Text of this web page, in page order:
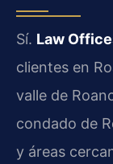
Sí. Law
clientes en
valle de
condado de
y áreas